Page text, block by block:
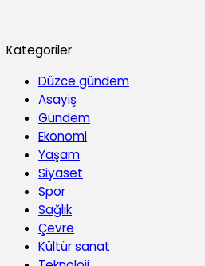
Kategoriler
Düzce gündem
Asayiş
Gündem
Ekonomi
Yaşam
Siyaset
Spor
Sağlık
Çevre
Kültür sanat